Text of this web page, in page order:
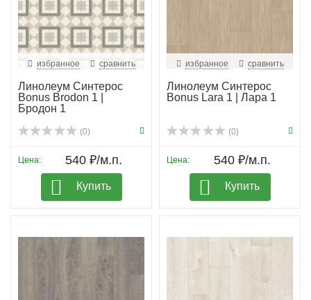
избранное сравнить
Линолеум Синтерос
Bonus Brodon 1 |
Бродон 1
(0)
Цена: 540 ₽/м.п.
Купить
избранное сравнить
Линолеум Синтерос
Bonus Lara 1 | Лара 1
(0)
Цена: 540 ₽/м.п.
Купить